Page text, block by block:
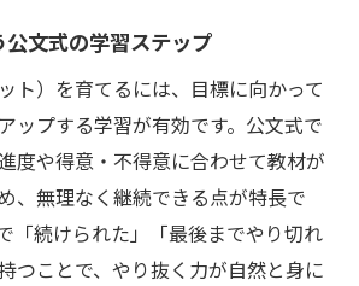
文式の学習ステップ
ト）を育てるには、目標に向かって
ップする学習が有効です。公文式で
度や得意・不得意に合わせて教材が
、無理なく継続できる点が特長で
「続けられた」「最後までやり切れ
つことで、やり抜く力が自然と身に